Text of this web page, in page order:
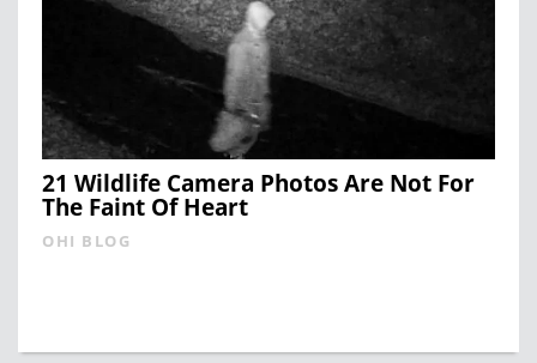
21 Wildlife Camera Photos Are Not For
The Faint Of Heart
OHI BLOG